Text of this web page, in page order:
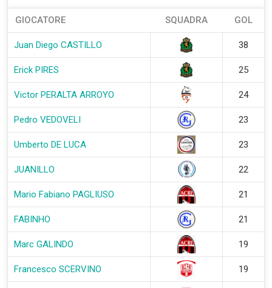
GIOCATORE SQUADRA GOL
Juan Diego CASTILLO 38
Erick PIRES 25
Victor PERALTA ARROYO 24
Pedro VEDOVELI 23
Umberto DE LUCA 23
JUANILLO 22
Mario Fabiano PAGLIUSO 21
FABINHO 21
Marc GALINDO 19
Francesco SCERVINO 19